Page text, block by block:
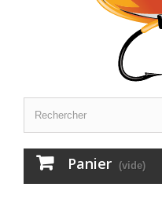
Panier (vide)